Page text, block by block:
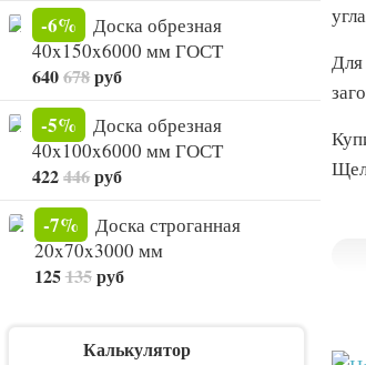
-6%
Доска обрезная
40x150x6000 мм ГОСТ
640678руб
-5%
Доска обрезная
40x100x6000 мм ГОСТ
422446руб
-7%
Доска строганная
20x70x3000 мм
125135руб
Калькулятор
Для